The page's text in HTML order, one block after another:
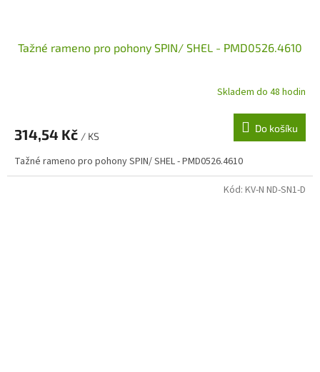
Tažné rameno pro pohony SPIN/ SHEL - PMD0526.4610
Skladem do 48 hodin
314,54 Kč / KS
Do košíku
Tažné rameno pro pohony SPIN/ SHEL - PMD0526.4610
Kód: KV-N ND-SN1-D